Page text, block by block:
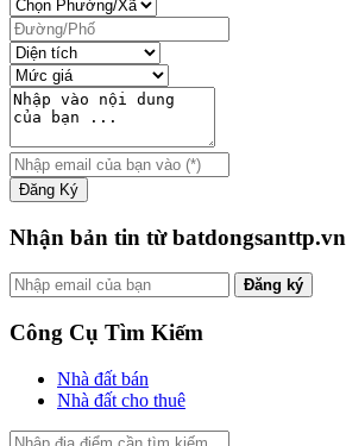
Đăng Ký
Nhận bản tin từ batdongsanttp.vn
Đăng ký
Công Cụ Tìm Kiếm
Nhà đất bán
Nhà đất cho thuê